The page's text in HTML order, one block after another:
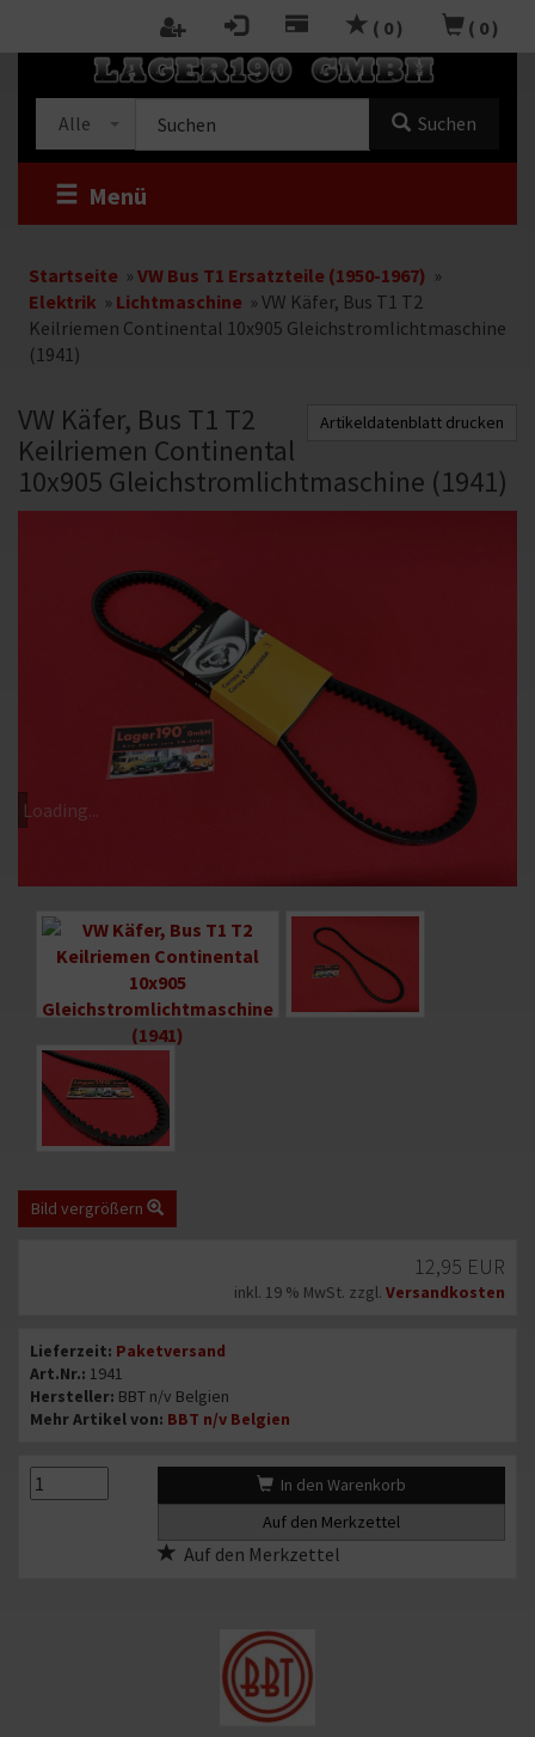
( 0 ) ( 0 )
Alle
Shop
Suchen
Menü
Startseite » VW Bus T1 Ersatzteile (1950-1967) »
Elektrik » Lichtmaschine » VW Käfer, Bus T1 T2
Keilriemen Continental 10x905 Gleichstromlichtmaschine
(1941)
Artikeldatenblatt drucken
VW Käfer, Bus T1 T2
Keilriemen Continental
10x905 Gleichstromlichtmaschine (1941)
Loading...
Bild
vergrößern
Bild vergrößern
VW
Käfer,
Bus
T1
Keilriemen
Continental
Gleichstromlichtmaschine
12,95 EUR
inkl. 19 % MwSt. zzgl. Versandkosten
Informationen
Lieferzeit: Paketversand
Art.Nr.: 1941
Hersteller: BBT n/v Belgien
Mehr Artikel von: BBT n/v Belgien
{#text_quantity#}{#text_quantity#} In den Warenkorb
Auf den Merkzettel